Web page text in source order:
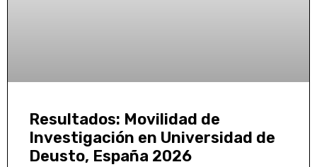
Resultados: Movilidad de
Investigación en Universidad de
Deusto, España 2026